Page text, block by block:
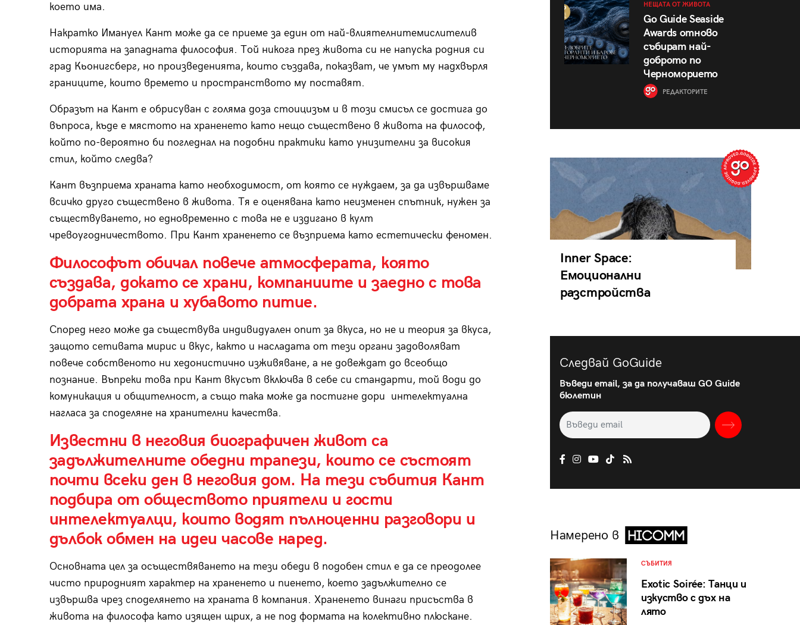
което има.
Накратко Имануел Кант може да се приеме за един от най-влиятелнитемислителив
историята на западната философия. Той никога през живота си не напуска родния си
град Кьонигсберг, но произведенията, които създава, показват, че умът му надхвърля
границите, които времето и пространството му поставят.
Образът на Кант е обрисуван с голяма доза стоицизъм и в този смисъл се достига до
въпроса, къде е мястото на храненето като нещо съществено в живота на философ,
който по-вероятно би погледнал на подобни практики като унизителни за високия
стил, който следва?
Кант възприема храната като необходимост, от която се нуждаем, за да извършваме
всичко друго съществено в живота. Тя е оценявана като неизменен спътник, нужен за
съществуването, но едновременно с това не е издигано в култ
чревоугодничеството. При Кант храненето се възприема като естетически феномен.
Философът обичал повече атмосферата, която
създава, докато се храни, компаниите и заедно с това
добрата храна и хубавото питие.
Според него може да съществува индивидуален опит за вкуса, но не и теория за вкуса,
защото сетивата мирис и вкус, както и насладата от тези органи задоволяват
повече собственото ни хедонистично изживяване, а не довеждат до всеобщо
познание. Въпреки това при Кант вкусът включва в себе си стандарти, той води до
комуникация и общителност, а също така може да постигне дори интелектуална
нагласа за споделяне на хранителни качества.
Известни в неговия биографичен живот са
задължителните обедни трапези, които се състоят
почти всеки ден в неговия дом. На тези събития Кант
подбира от обществото приятели и гости
интелектуалци, които водят пълноценни разговори и
дълбок обмен на идеи часове наред.
Основната цел за осъществяването на тези обеди в подобен стил е да се преодолее
чисто природният характер на храненето и пиенето, което задължително се
извършва чрез споделянето на храната в компания. Храненето винаги присъства в
живота на философа като изящен щрих, а не под формата на колективно плюскане.
НЕЩАТА ОТ ЖИВОТА
Go Guide Seaside
Awards отново
събират най-
доброто по
Черноморието
РЕДАКТОРИТЕ
Inner Space:
Емоционални
разстройства
Следвай GoGuide
Въведи email, за да получаваш GO Guide
бюлетин
Намерено в
СЪБИТИЯ
Exotic Soirée: Танци и
изкуство с дъх на
лято